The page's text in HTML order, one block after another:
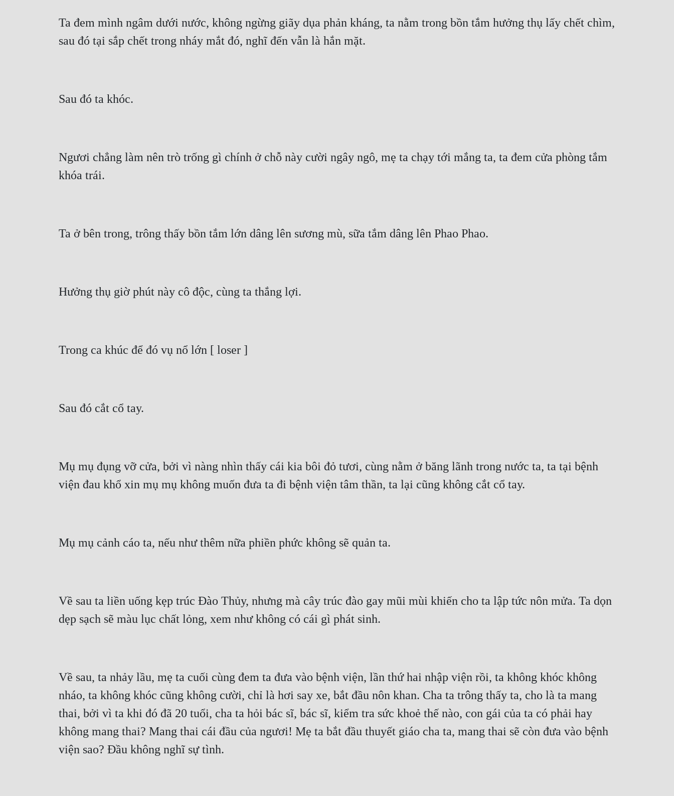
Ta đem mình ngâm dưới nước, không ngừng giãy dụa phản kháng, ta nằm trong bồn tắm hưởng thụ lấy chết chìm,
sau đó tại sắp chết trong nháy mắt đó, nghĩ đến vẫn là hắn mặt.
Sau đó ta khóc.
Ngươi chẳng làm nên trò trống gì chính ở chỗ này cười ngây ngô, mẹ ta chạy tới mắng ta, ta đem cửa phòng tắm
khóa trái.
Ta ở bên trong, trông thấy bồn tắm lớn dâng lên sương mù, sữa tắm dâng lên Phao Phao.
Hưởng thụ giờ phút này cô độc, cùng ta thắng lợi.
Trong ca khúc để đó vụ nổ lớn [ loser ]
Sau đó cắt cổ tay.
Mụ mụ đụng vỡ cửa, bởi vì nàng nhìn thấy cái kia bôi đỏ tươi, cùng nằm ở băng lãnh trong nước ta, ta tại bệnh
viện đau khổ xin mụ mụ không muốn đưa ta đi bệnh viện tâm thần, ta lại cũng không cắt cổ tay.
Mụ mụ cảnh cáo ta, nếu như thêm nữa phiền phức không sẽ quản ta.
Về sau ta liền uống kẹp trúc Đào Thủy, nhưng mà cây trúc đào gay mũi mùi khiến cho ta lập tức nôn mửa. Ta dọn
dẹp sạch sẽ màu lục chất lỏng, xem như không có cái gì phát sinh.
Về sau, ta nhảy lầu, mẹ ta cuối cùng đem ta đưa vào bệnh viện, lần thứ hai nhập viện rồi, ta không khóc không
nháo, ta không khóc cũng không cười, chỉ là hơi say xe, bắt đầu nôn khan. Cha ta trông thấy ta, cho là ta mang
thai, bởi vì ta khi đó đã 20 tuổi, cha ta hỏi bác sĩ, bác sĩ, kiểm tra sức khoẻ thế nào, con gái của ta có phải hay
không mang thai? Mang thai cái đầu của ngươi! Mẹ ta bắt đầu thuyết giáo cha ta, mang thai sẽ còn đưa vào bệnh
viện sao? Đầu không nghĩ sự tình.